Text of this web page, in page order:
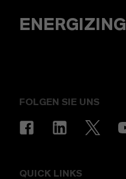
ENERGIZING
FOLGEN SIE UNS
QUICK LINKS